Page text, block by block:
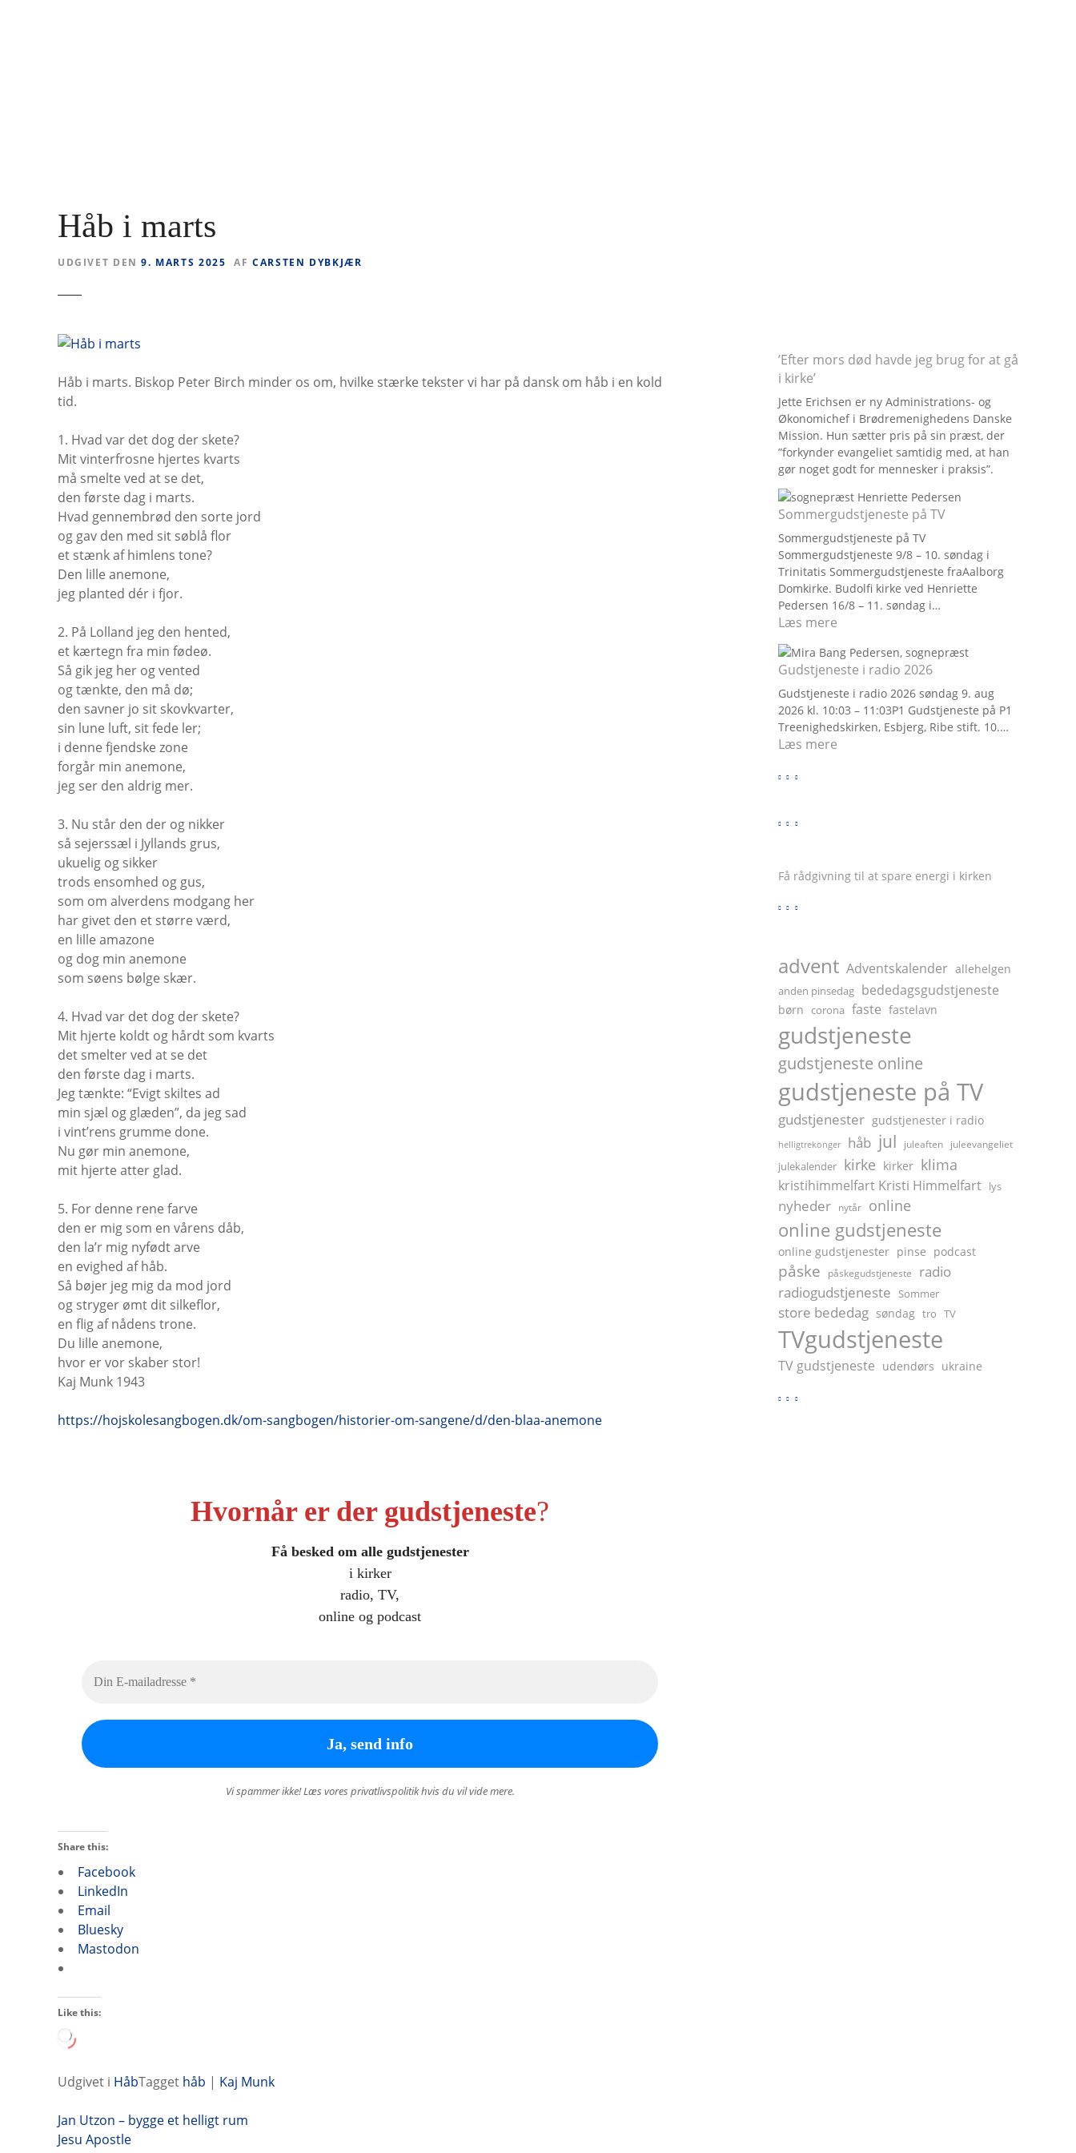
Håb i marts
UDGIVET DEN 9. MARTS 2025 AF CARSTEN DYBKJÆR
Håb i marts. Biskop Peter Birch minder os om, hvilke stærke tekster vi har på dansk om håb i en kold
tid.
1. Hvad var det dog der skete?
Mit vinterfrosne hjertes kvarts
må smelte ved at se det,
den første dag i marts.
Hvad gennembrød den sorte jord
og gav den med sit søblå flor
et stænk af himlens tone?
Den lille anemone,
jeg planted dér i fjor.
2. På Lolland jeg den hented,
et kærtegn fra min fødeø.
Så gik jeg her og vented
og tænkte, den må dø;
den savner jo sit skovkvarter,
sin lune luft, sit fede ler;
i denne fjendske zone
forgår min anemone,
jeg ser den aldrig mer.
3. Nu står den der og nikker
så sejerssæl i Jyllands grus,
ukuelig og sikker
trods ensomhed og gus,
som om alverdens modgang her
har givet den et større værd,
en lille amazone
og dog min anemone
som søens bølge skær.
4. Hvad var det dog der skete?
Mit hjerte koldt og hårdt som kvarts
det smelter ved at se det
den første dag i marts.
Jeg tænkte: “Evigt skiltes ad
min sjæl og glæden”, da jeg sad
i vint’rens grumme done.
Nu gør min anemone,
mit hjerte atter glad.
5. For denne rene farve
den er mig som en vårens dåb,
den la’r mig nyfødt arve
en evighed af håb.
Så bøjer jeg mig da mod jord
og stryger ømt dit silkeflor,
en flig af nådens trone.
Du lille anemone,
hvor er vor skaber stor!
Kaj Munk 1943
https://hojskolesangbogen.dk/om-sangbogen/historier-om-sangene/d/den-blaa-anemone
Hvornår er der gudstjeneste?
Få besked om alle gudstjenester
i kirker
radio, TV,
online og podcast
Vi spammer ikke! Læs vores privatlivspolitik hvis du vil vide mere.
Share this:
Facebook
LinkedIn
Email
Bluesky
Mastodon
Like this:
L
a
d
i
n
Udgivet i HåbTagget håb | Kaj Munk
I
Jan Utzon – bygge et helligt rum
Jesu Apostle
’Efter mors død havde jeg brug for at gå
i kirke’
Jette Erichsen er ny Administrations- og
Økonomichef i Brødremenighedens Danske
Mission. Hun sætter pris på sin præst, der
”forkynder evangeliet samtidig med, at han
gør noget godt for mennesker i praksis”.
Sommergudstjeneste på TV
Sommergudstjeneste på TV
Sommergudstjeneste 9/8 – 10. søndag i
Trinitatis Sommergudstjeneste fraAalborg
Domkirke. Budolfi kirke ved Henriette
Pedersen 16/8 – 11. søndag i…
Læs mere
o
m
m
e
r
n
p
å
T
V
Gudstjeneste i radio 2026
Gudstjeneste i radio 2026 søndag 9. aug
2026 kl. 10:03 – 11:03P1 Gudstjeneste på P1
Treenighedskirken, Esbjerg, Ribe stift. 10.…
Læs mere
e
e
a
d
i
o
2
0
2
6
Få rådgivning til at spare energi i kirken
advent Adventskalender allehelgen
anden pinsedag bededagsgudstjeneste
børn corona faste fastelavn
gudstjeneste
gudstjeneste online
gudstjeneste på TV
gudstjenester gudstjenester i radio
helligtrekonger håb jul juleaften juleevangeliet
julekalender kirke kirker klima
kristihimmelfart Kristi Himmelfart lys
nyheder nytår online
online gudstjeneste
online gudstjenester pinse podcast
påske påskegudstjeneste
radio
radiogudstjeneste
Sommer
store bededag søndag tro TV
TVgudstjeneste
TV gudstjeneste udendørs ukraine